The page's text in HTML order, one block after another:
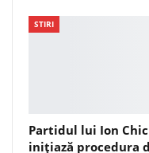
STIRI
Partidul lui Ion
inițiază procedura